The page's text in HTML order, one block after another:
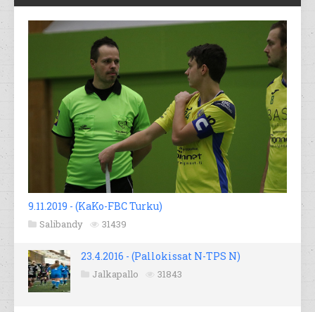
9.11.2019 - (KaKo-FBC Turku)
Salibandy 31439
23.4.2016 - (Pallokissat N-TPS N)
Jalkapallo 31843